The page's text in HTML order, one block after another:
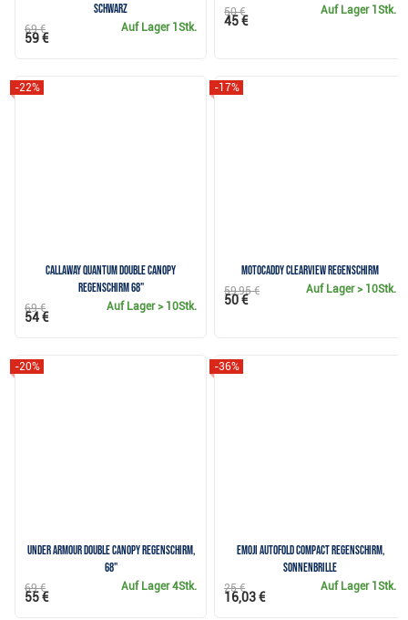
schwarz
Auf Lager 1Stk.
69 €
59 €
Auf Lager 1Stk.
50 €
45 €
Callaway QUANTUM Double Canopy
Regenschirm 68"
-22%
Auf Lager> 10Stk.
69 €
54 €
Motocaddy Clearview Regenschirm
-17%
Auf Lager> 10Stk.
59,95 €
50 €
Under Armour Double Canopy Regenschirm,
68"
-20%
Auf Lager4Stk.
69 €
55 €
Emoji AutoFold Compact Regenschirm,
Sonnenbrille
-36%
Auf Lager 1Stk.
25 €
16,03 €